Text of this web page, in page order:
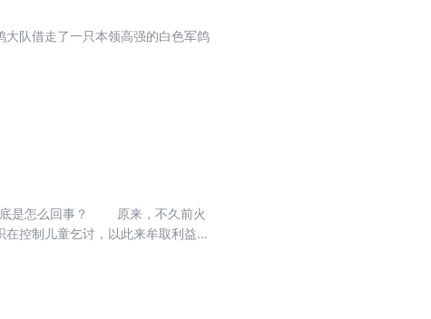
队借走了一只本领高强的白色军鸽
底是怎么回事？ 原来，不久前火
控制儿童乞讨，以此来牟取利益。